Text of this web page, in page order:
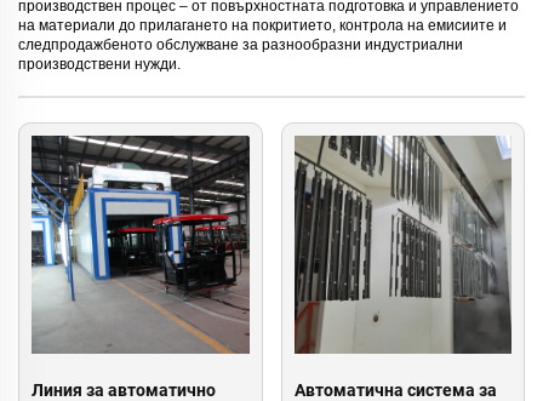
производствен процес – от повърхностната подготовка и управлението
на материали до прилагането на покритието, контрола на емисиите и
следпродажбеното обслужване за разнообразни индустриални
производствени нужди.
Линия за автоматично
Автоматична система за